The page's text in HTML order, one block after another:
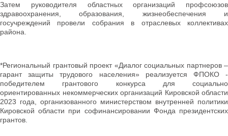
Затем руководителя областных организаций профсоюзов
здравоохранения, образования, жизнеобеспечения и
госучреждений провели собрания в отраслевых коллективах
района.
*Региональный грантовый проект «Диалог социальных партнеров –
гарант защиты трудового населения» реализуется ФПОКО -
победителем грантового конкурса для социально
ориентированных некоммерческих организаций Кировской области
2023 года, организованного министерством внутренней политики
Кировской области при софинансировании Фонда президентских
грантов.